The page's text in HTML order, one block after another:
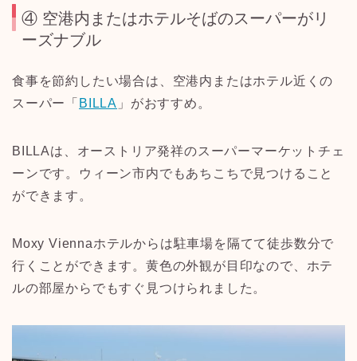
④ 空港内またはホテルそばのスーパーがリ
ーズナブル
食事を節約したい場合は、空港内またはホテル近くの
スーパー「 BILLA 」がおすすめ。
BILLAは、オーストリア発祥のスーパーマーケットチェ
ーンです。ウィーン市内でもあちこちで見つけること
ができます。
Moxy Viennaホテルからは駐車場を隔てて徒歩数分で
行くことができます。黄色の外観が目印なので、ホテ
ルの部屋からでもすぐ見つけられました。